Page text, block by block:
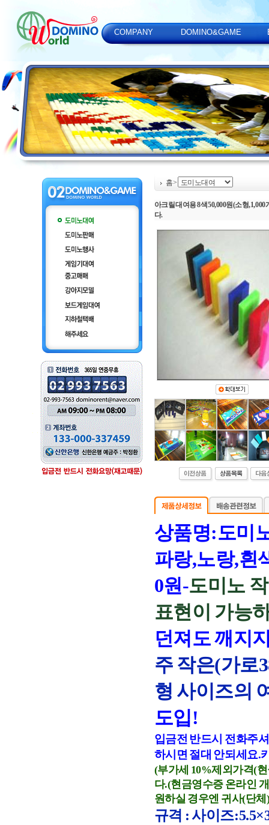
COMPANY DOMINO&GAME
홈>
아크릴 대여용 8색 50,000원(소형
다.
상품명:도미
파랑,노랑,흰
0원-도미노
표현이 가능
던져도 깨지
주 작은(가로
형 사이즈의
도입!
입금전 반드시 전화주
하시면 절대 안되세요.
(부가세 10%제외가격(
다.(현금영수증 온라인
원하실 경우엔 귀사(단
규격 : 사이즈